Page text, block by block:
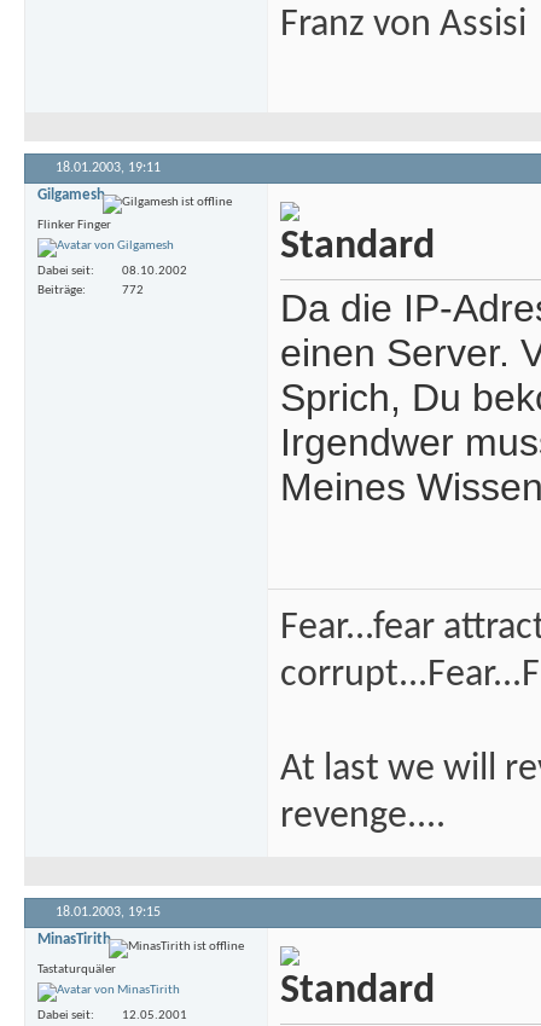
Franz von Assisi
18.01.2003, 19:11
Gilgamesh
Flinker Finger
Dabei seit
08.10.2002
Beiträge
772
Da die IP-
einen Server.
Sprich, Du
Irgendwer
Meines
Fear...fear
At last we will
revenge....
18.01.2003, 19:15
MinasTirith
Tastaturquäler
Dabei seit
12.05.2001